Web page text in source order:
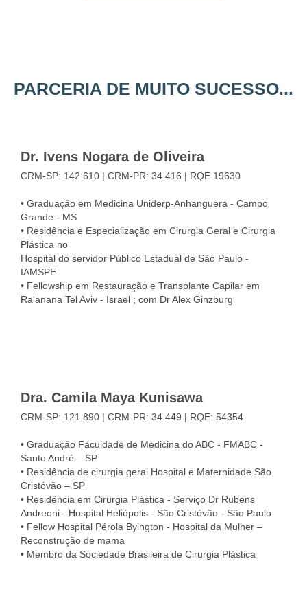
PARCERIA DE MUITO SUCESSO...
Dr. Ivens Nogara de Oliveira
CRM-SP: 142.610 | CRM-PR: 34.416 | RQE 19630
• Graduação em Medicina Uniderp-Anhanguera - Campo
Grande - MS
• Residência e Especialização em Cirurgia Geral e Cirurgia
Plástica no
Hospital do servidor Público Estadual de São Paulo -
IAMSPE
• Fellowship em Restauração e Transplante Capilar em
Ra'anana Tel Aviv - Israel ; com Dr Alex Ginzburg
Dra. Camila Maya Kunisawa
CRM-SP: 121.890 | CRM-PR: 34.449 | RQE: 54354
• Graduação Faculdade de Medicina do ABC - FMABC -
Santo André – SP
• Residência de cirurgia geral Hospital e Maternidade São
Cristóvão – SP
• Residência em Cirurgia Plástica - Serviço Dr Rubens
Andreoni - Hospital Heliópolis - São Cristóvão - São Paulo
• Fellow Hospital Pérola Byington - Hospital da Mulher –
Reconstrução de mama
• Membro da Sociedade Brasileira de Cirurgia Plástica